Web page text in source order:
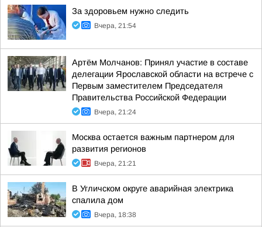
За здоровьем нужно следить
Вчера, 21:54
Артём Молчанов: Принял участие в составе
делегации Ярославской области на встрече с
Первым заместителем Председателя
Правительства Российской Федерации
Вчера, 21:24
Москва остается важным партнером для
развития регионов
Вчера, 21:21
В Угличском округе аварийная электрика
спалила дом
Вчера, 18:38